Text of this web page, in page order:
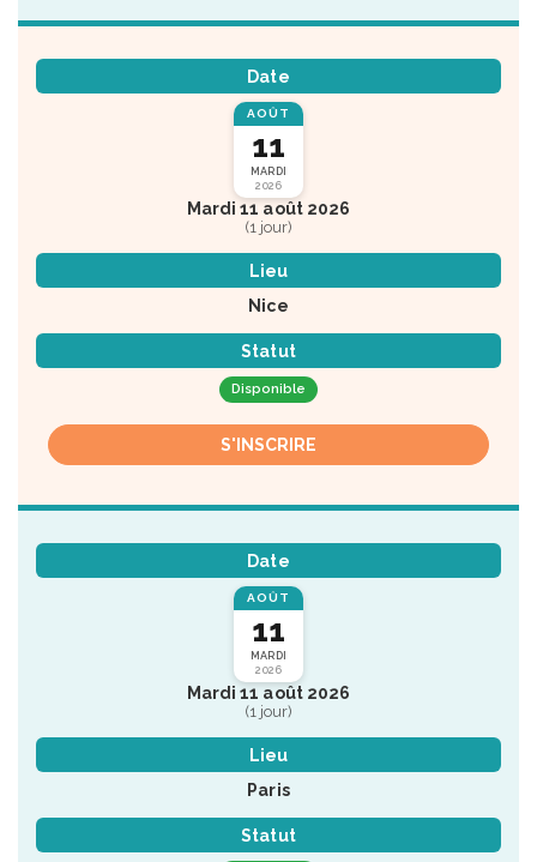
Date
AOÛT
11
MARDI
2026
Mardi 11 août 2026
(1 jour)
Lieu
Nice
Statut
Disponible
S'INSCRIRE
Date
AOÛT
11
MARDI
2026
Mardi 11 août 2026
(1 jour)
Lieu
Paris
Statut